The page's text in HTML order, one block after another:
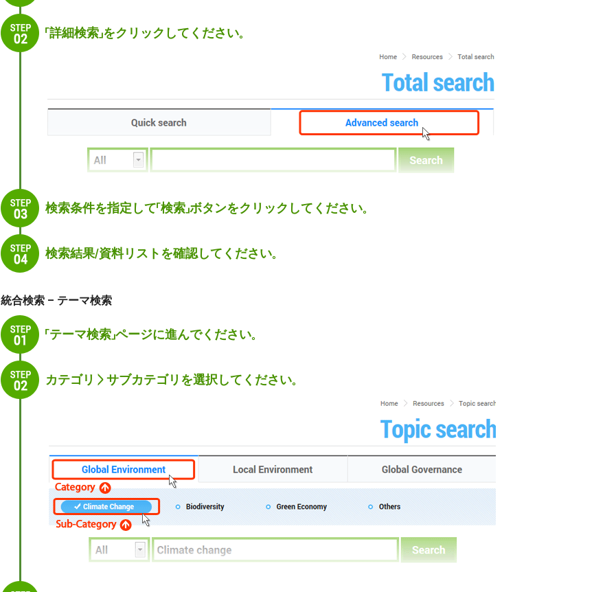
「詳細検索」をクリックしてください。
検索条件を指定して「検索」ボタンをクリックしてください。
検索結果/資料リストを確認してください。
統合検索 – テーマ検索
「テーマ検索」ページに進んでください。
カテゴリ＞サブカテゴリを選択してください。